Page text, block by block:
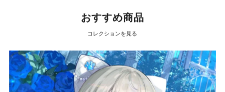
おすすめ商品
コレクションを見る